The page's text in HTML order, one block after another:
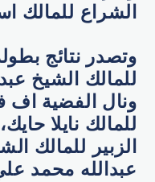
الشراع للمالك
وتصدر نتائج
للمالك الشيخ
ونال الفضية اف
للمالك نايلا
الزبير للمالك
عبدالله محمد